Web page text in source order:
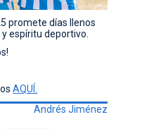
promete días llenos
espíritu deportivo.
AQUÍ.
Andrés Jiménez